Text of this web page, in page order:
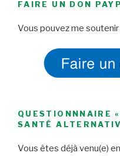
FAIRE UN DON
Vous pouvez me
QUESTIONNNAIRE
SANTÉ
Vous êtes déjà venu(e)